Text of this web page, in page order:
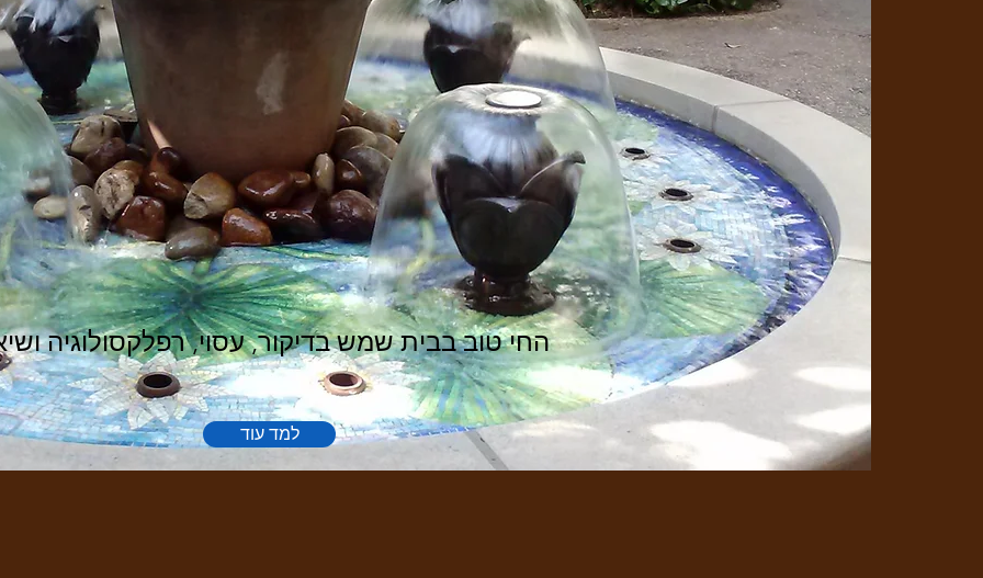
החי טוב בבית שמש בדיקור, עסוי, רפלקסולוגיה
למד עוד